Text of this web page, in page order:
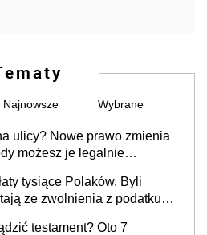
Najnowsze Wybrane
ulicy? Nowe prawo zmienia
możesz je legalnie
tysiące Polaków. Byli
ze zwolnienia z podatku
testament? Oto 7